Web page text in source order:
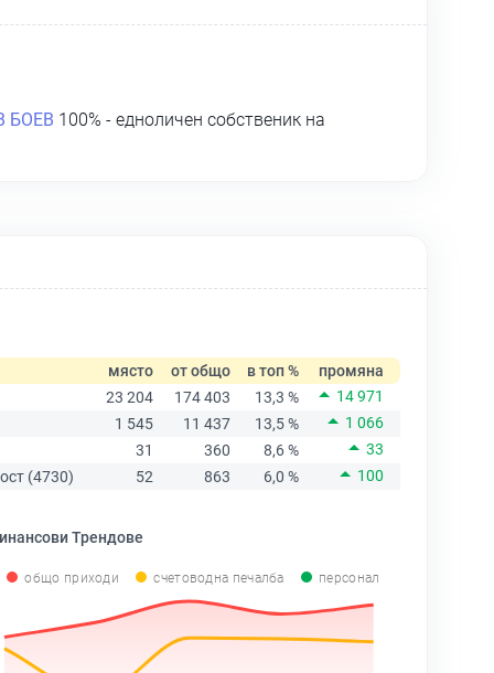
БОЕВ 100% - едноличен собственик на
място от общо в топ %
промяна
23 204
174 403 13,3 %
14 971
1 545
11 437 13,5 %
1 066
31
360 8,6 %
33
(4730)
52 863 6,0 % 100
Трендове
общо приходи счетоводна печалба персонал